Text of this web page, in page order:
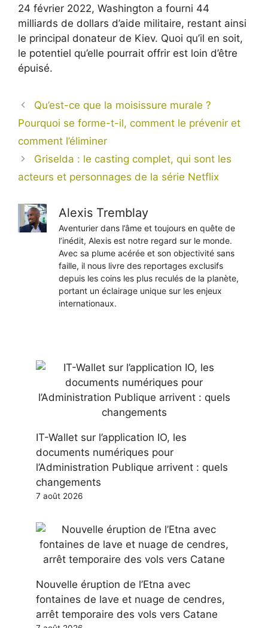
24 février 2022, Washington a fourni 44
milliards de dollars d’aide militaire, restant ainsi
le principal donateur de Kiev. Quoi qu’il en soit,
le potentiel qu’elle pourrait offrir est loin d’être
épuisé.
Qu’est-ce que la moisissure murale ?
Pourquoi se forme-t-il, comment le prévenir et
comment l’éliminer
Griselda : le casting complet, qui sont les
acteurs et personnages de la série Netflix
Alexis Tremblay
Aventurier dans l’âme et toujours en quête de
l’inédit, Alexis est notre regard sur le monde.
Avec sa plume acérée et son objectivité sans
faille, il nous livre des reportages exclusifs
depuis les coins les plus reculés de la planète,
portant un éclairage unique sur les enjeux
internationaux.
IT-Wallet sur l’application IO, les
documents numériques pour
l’Administration Publique arrivent : quels
changements
7 août 2026
Nouvelle éruption de l’Etna avec
fontaines de lave et nuage de cendres,
arrêt temporaire des vols vers Catane